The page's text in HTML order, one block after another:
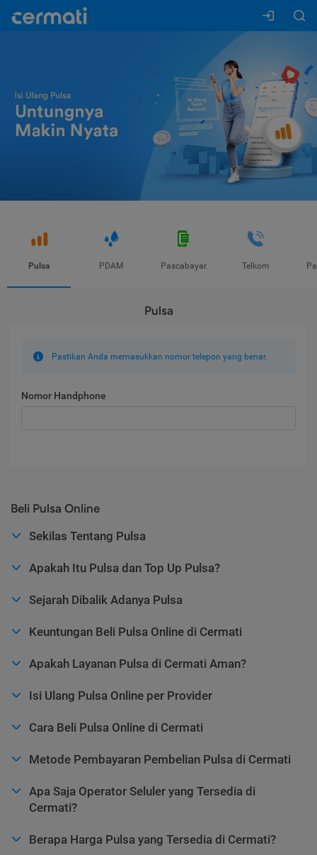
Pulsa PDAM Pascabayar Telkom
Pulsa
Pastikan Anda memasukkan nomor telepon yang benar.
Nomor Handphone
Beli Pulsa Online
Sekilas Tentang Pulsa
Apakah Itu Pulsa dan Top Up Pulsa?
Sejarah Dibalik Adanya Pulsa
Keuntungan Beli Pulsa Online di Cermati
Apakah Layanan Pulsa di Cermati Aman?
Isi Ulang Pulsa Online per Provider
Cara Beli Pulsa Online di Cermati
Metode Pembayaran Pembelian Pulsa di Cermati
Apa Saja Operator Seluler yang Tersedia di
Cermati?
Berapa Harga Pulsa yang Tersedia di Cermati?